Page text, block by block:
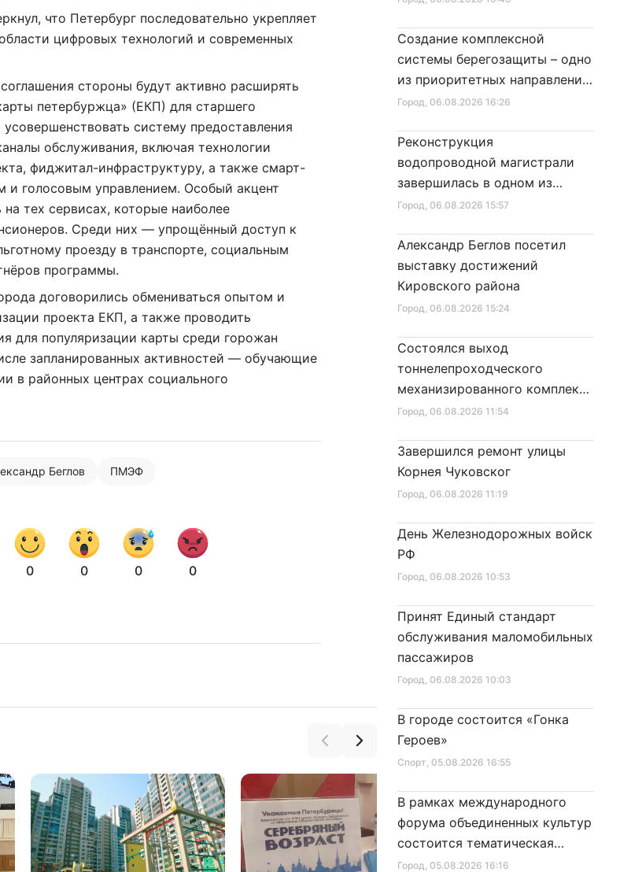
что Петербург последовательно укрепляет
цифровых технологий и современных
стороны будут активно расширять
петербуржца» (ЕКП) для старшего
усовершенствовать систему предоставления
обслуживания, включая технологии
фиджитал-инфраструктуру, а также смарт-
и голосовым управлением. Особый акцент
на тех сервисах, которые наиболее
Среди них — упрощённый доступ к
проезду в транспорте, социальным
программы.
договорились обмениваться опытом и
проекта ЕКП, а также проводить
для популяризации карты среди горожан
запланированных активностей — обучающие
в районных центрах социального
Беглов ПМЭФ
0 0 0 0
Город, 06.08.2026 16:26
Создание комплексной
системы берегозащиты – одно
из приоритетных направлений
развития Петербурга
Город, 06.08.2026 15:57
Реконструкция
водопроводной магистрали
завершилась в одном из
районов города
Город, 06.08.2026 15:24
Александр Беглов посетил
выставку достижений
Кировского района
Город, 06.08.2026 11:54
Состоялся выход
тоннелепроходческого
механизированного комплекса
«Надежда» на поверхность
Город, 06.08.2026 11:19
Завершился ремонт улицы
Корнея Чуковског
Город, 06.08.2026 10:53
День Железнодорожных войск
РФ
Город, 06.08.2026 10:03
Принят Единый стандарт
обслуживания маломобильных
пассажиров
Спорт, 05.08.2026 16:55
В городе состоится «Гонка
Героев»
Город, 05.08.2026 16:16
В рамках международного
форума объединенных культур
состоится тематическая
секция